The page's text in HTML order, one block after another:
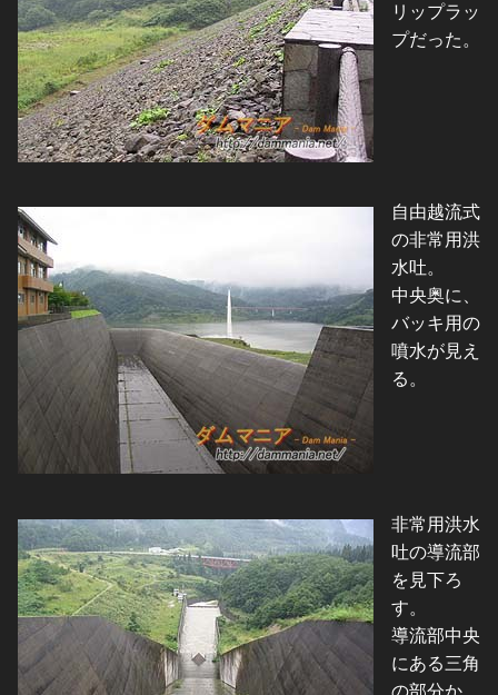
リップラッ
プだった。
自由越流式
の非常用洪
水吐。
中央奥に、
バッキ用の
噴水が見え
る。
非常用洪水
吐の導流部
を見下ろ
す。
導流部中央
にある三角
の部分か